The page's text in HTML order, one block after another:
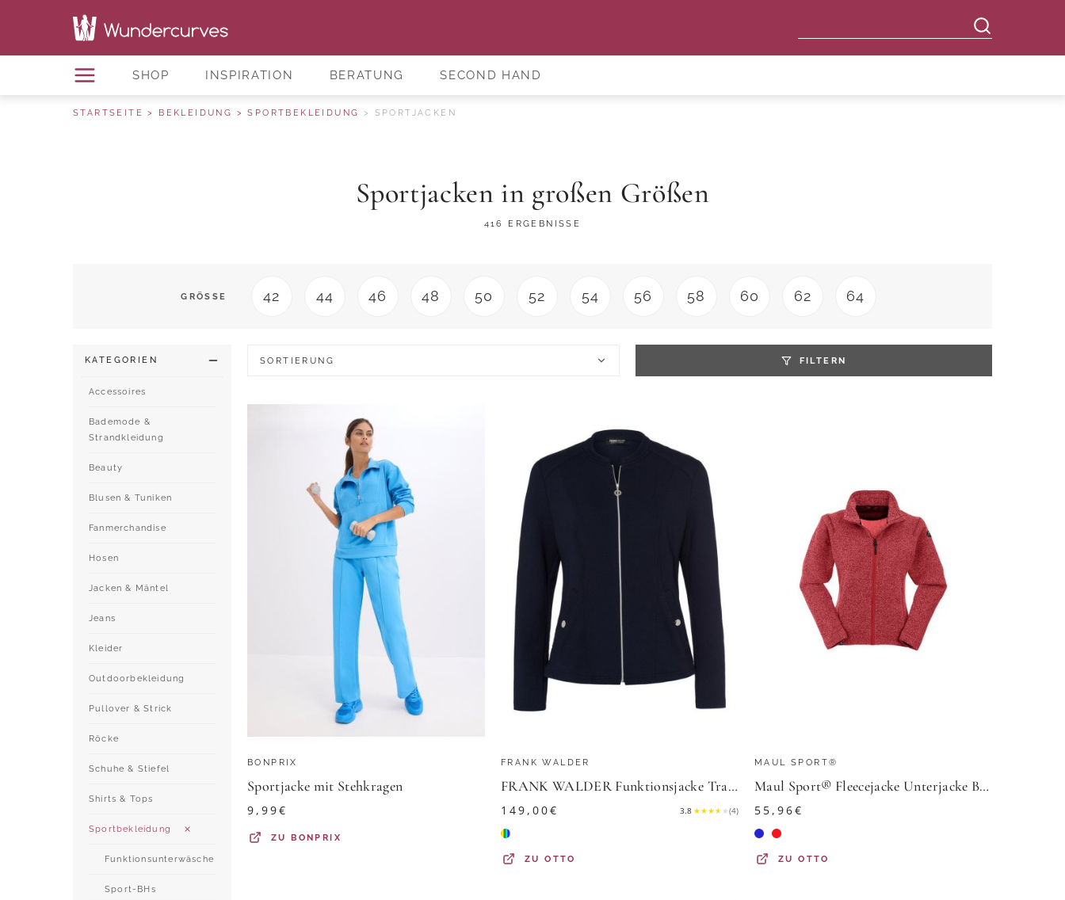
SHOP INSPIRATION BERATUNG SECOND HAND
STARTSEITE BEKLEIDUNG SPORTBEKLEIDUNG SPORTJACKEN
Sportjacken in großen Größen
416 ERGEBNISSE
GRÖSSE 42 44 46 48 50 52 54 56 58 60 62 64
KATEGORIEN
Accessoires
Bademode &
Strandkleidung
Beauty
Blusen & Tuniken
Fanmerchandise
Hosen
Jacken & Mäntel
Jeans
Kleider
Outdoorbekleidung
Pullover & Strick
Röcke
Schuhe & Stiefel
Shirts & Tops
Sportbekleidung
Funktionsunterwäsche
Sport-BHs
SORTIERUNG FILTERN
BONPRIX
Sportjacke mit Stehkragen
9,99€
ZUBONPRIX
FRANK WALDER
FRANK WALDER Funktionsjacke Trainingsjacke für Damen (1-St) Weiblich
149,00€ 3.8 ★★★★ ★(4)
ZUOTTO
MAUL SPORT®
Maul Sport® Fleecejacke Unterjacke Brixen 2.0
55,96€
ZUOTTO